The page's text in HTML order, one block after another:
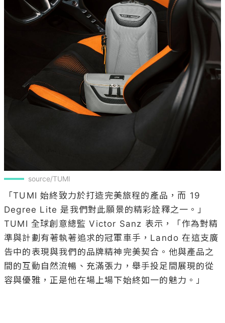
source/TUMI
「TUMI 始終致力於打造完美旅程的產品，而 19
Degree Lite 是我們對此願景的精彩詮釋之一。」
TUMI 全球創意總監 Victor Sanz 表示，「作為對精
準與計劃有著執著追求的冠軍車手，Lando 在這支廣
告中的表現與我們的品牌精神完美契合。他與產品之
間的互動自然流暢、充滿張力，舉手投足間展現的從
容與優雅，正是他在場上場下始終如一的魅力。」